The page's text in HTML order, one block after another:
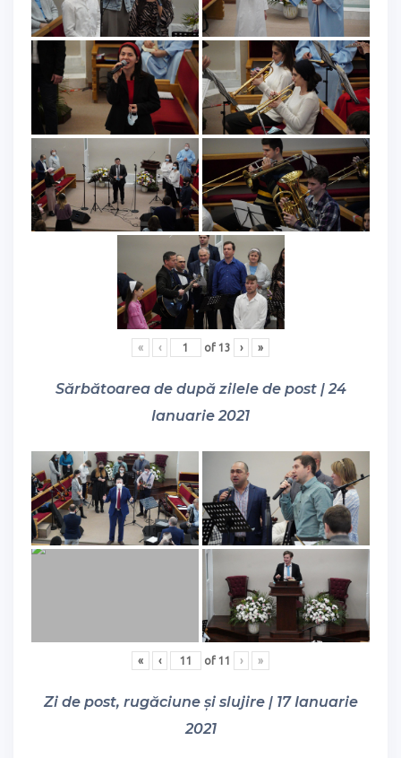
« ‹ of 13 › »
Sărbătoarea de după zilele de post | 24
Ianuarie 2021
« ‹ of 11 › »
Zi de post, rugăciune și slujire | 17 Ianuarie
2021